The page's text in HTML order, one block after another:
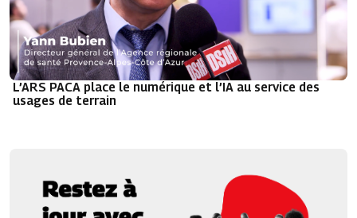
L’ARS PACA place le numérique et l’IA au service des
usages de terrain